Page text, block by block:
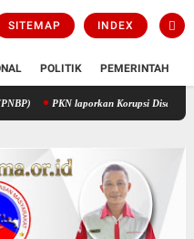
SITEMAP INDEX
POLITIK PEMERINTAH
PENERIMAAN NEGERA